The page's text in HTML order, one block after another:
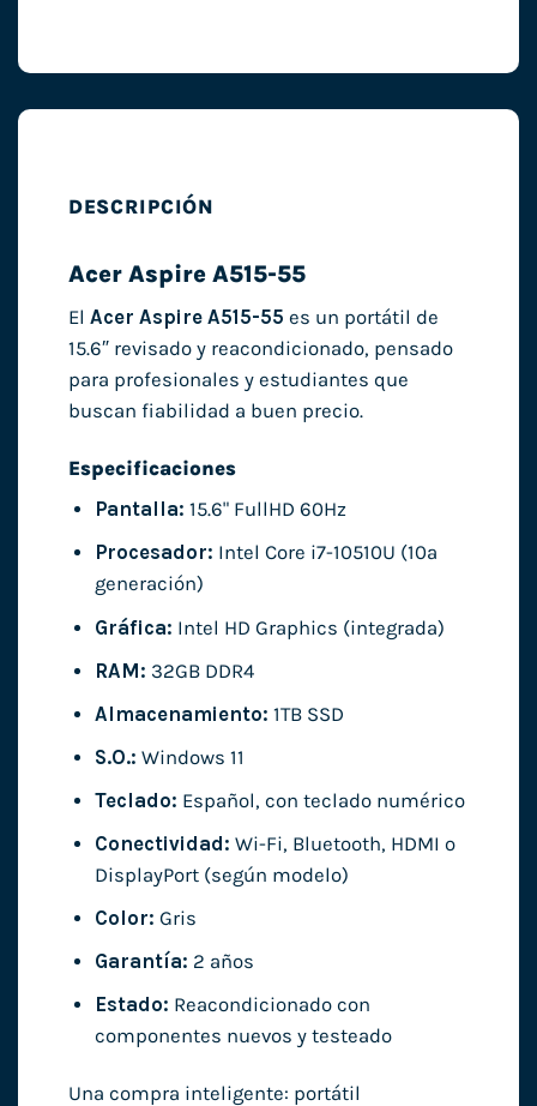
DESCRIPCIÓN
Acer Aspire A515-55
El Acer Aspire A515-55 es un portátil de
15.6″ revisado y reacondicionado, pensado
para profesionales y estudiantes que
buscan fiabilidad a buen precio.
Especificaciones
Pantalla: 15.6" FullHD 60Hz
Procesador: Intel Core i7-10510U (10ª
generación)
Gráfica: Intel HD Graphics (integrada)
RAM: 32GB DDR4
Almacenamiento: 1TB SSD
S.O.: Windows 11
Teclado: Español, con teclado numérico
Conectividad: Wi-Fi, Bluetooth, HDMI o
DisplayPort (según modelo)
Color: Gris
Garantía: 2 años
Estado: Reacondicionado con
componentes nuevos y testeado
Una compra inteligente: portátil